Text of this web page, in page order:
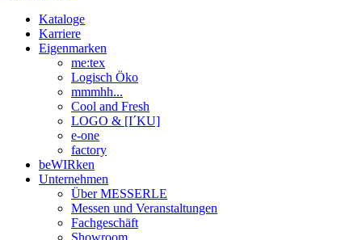
Kataloge
Karriere
Eigenmarken
me:tex
Logisch Öko
mmmhh...
Cool and Fresh
LOGO & [I´KU]
e-one
factory
beWIRken
Unternehmen
Über MESSERLE
Messen und Veranstaltungen
Fachgeschäft